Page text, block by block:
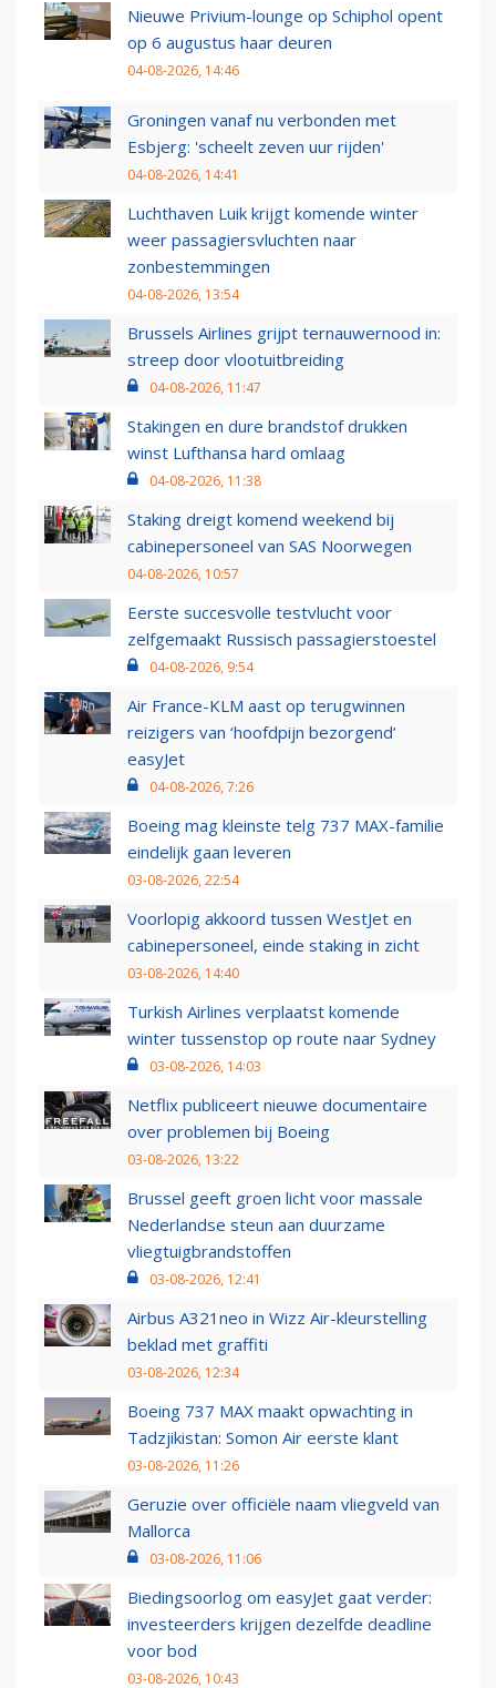
Nieuwe Privium-lounge op Schiphol opent
op 6 augustus haar deuren
04-08-2026, 14:46
Groningen vanaf nu verbonden met
Esbjerg: 'scheelt zeven uur rijden'
04-08-2026, 14:41
Luchthaven Luik krijgt komende winter
weer passagiersvluchten naar
zonbestemmingen
04-08-2026, 13:54
Brussels Airlines grijpt ternauwernood in:
streep door vlootuitbreiding
04-08-2026, 11:47
Stakingen en dure brandstof drukken
winst Lufthansa hard omlaag
04-08-2026, 11:38
Staking dreigt komend weekend bij
cabinepersoneel van SAS Noorwegen
04-08-2026, 10:57
Eerste succesvolle testvlucht voor
zelfgemaakt Russisch passagierstoestel
04-08-2026, 9:54
Air France-KLM aast op terugwinnen
reizigers van ‘hoofdpijn bezorgend’
easyJet
04-08-2026, 7:26
Boeing mag kleinste telg 737 MAX-familie
eindelijk gaan leveren
03-08-2026, 22:54
Voorlopig akkoord tussen WestJet en
cabinepersoneel, einde staking in zicht
03-08-2026, 14:40
Turkish Airlines verplaatst komende
winter tussenstop op route naar Sydney
03-08-2026, 14:03
Netflix publiceert nieuwe documentaire
over problemen bij Boeing
03-08-2026, 13:22
Brussel geeft groen licht voor massale
Nederlandse steun aan duurzame
vliegtuigbrandstoffen
03-08-2026, 12:41
Airbus A321neo in Wizz Air-kleurstelling
beklad met graffiti
03-08-2026, 12:34
Boeing 737 MAX maakt opwachting in
Tadzjikistan: Somon Air eerste klant
03-08-2026, 11:26
Geruzie over officiële naam vliegveld van
Mallorca
03-08-2026, 11:06
Biedingsoorlog om easyJet gaat verder:
investeerders krijgen dezelfde deadline
voor bod
03-08-2026, 10:43